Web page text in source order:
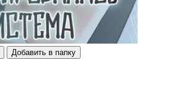
Добавить в папку